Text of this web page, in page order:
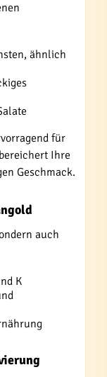
ähnlich
für
Ihre
Geschmack.
auch
K